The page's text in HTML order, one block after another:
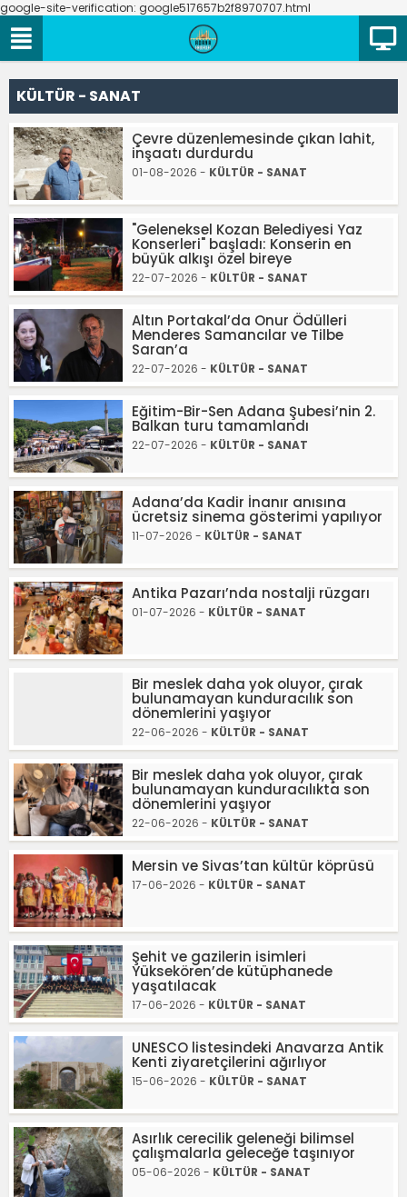
google-site-verification: google517657b2f8970707.html
KÜLTÜR - SANAT
Çevre düzenlemesinde çıkan lahit,
inşaatı durdurdu
01-08-2026 - KÜLTÜR - SANAT
"Geleneksel Kozan Belediyesi Yaz
Konserleri" başladı: Konserin en
büyük alkışı özel bireye
22-07-2026 - KÜLTÜR - SANAT
Altın Portakal’da Onur Ödülleri
Menderes Samancılar ve Tilbe
Saran’a
22-07-2026 - KÜLTÜR - SANAT
Eğitim-Bir-Sen Adana Şubesi’nin 2.
Balkan turu tamamlandı
22-07-2026 - KÜLTÜR - SANAT
Adana’da Kadir İnanır anısına
ücretsiz sinema gösterimi yapılıyor
11-07-2026 - KÜLTÜR - SANAT
Antika Pazarı’nda nostalji rüzgarı
01-07-2026 - KÜLTÜR - SANAT
Bir meslek daha yok oluyor, çırak
bulunamayan kunduracılık son
dönemlerini yaşıyor
22-06-2026 - KÜLTÜR - SANAT
Bir meslek daha yok oluyor, çırak
bulunamayan kunduracılıkta son
dönemlerini yaşıyor
22-06-2026 - KÜLTÜR - SANAT
Mersin ve Sivas’tan kültür köprüsü
17-06-2026 - KÜLTÜR - SANAT
Şehit ve gazilerin isimleri
Yüksekören’de kütüphanede
yaşatılacak
17-06-2026 - KÜLTÜR - SANAT
UNESCO listesindeki Anavarza Antik
Kenti ziyaretçilerini ağırlıyor
15-06-2026 - KÜLTÜR - SANAT
Asırlık cerecilik geleneği bilimsel
çalışmalarla geleceğe taşınıyor
05-06-2026 - KÜLTÜR - SANAT